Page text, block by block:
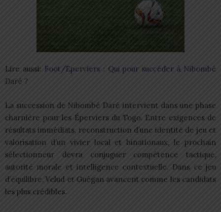
Lire aussi: Foot/Eperviers : Qui pour succéder à Nibombé
Daré ?
La succession de Nibombé Daré intervient dans une phase
charnière pour les Éperviers du Togo. Entre exigences de
résultats immédiats, reconstruction d’une identité de jeu et
valorisation d’un vivier local et binationaux, le prochain
sélectionneur devra conjuguer compétence tactique,
autorité morale et intelligence contextuelle. Dans ce jeu
d’équilibre, Velud et Guégan avancent comme les candidats
les plus crédibles.